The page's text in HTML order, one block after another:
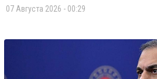
07 Августа 2026 - 00:29